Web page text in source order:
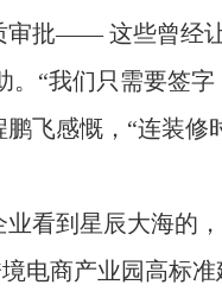
审批—— 这些曾经
。“我们只需要签
鹏飞感慨，“连装
业看到星辰大海的
电商产业园高标